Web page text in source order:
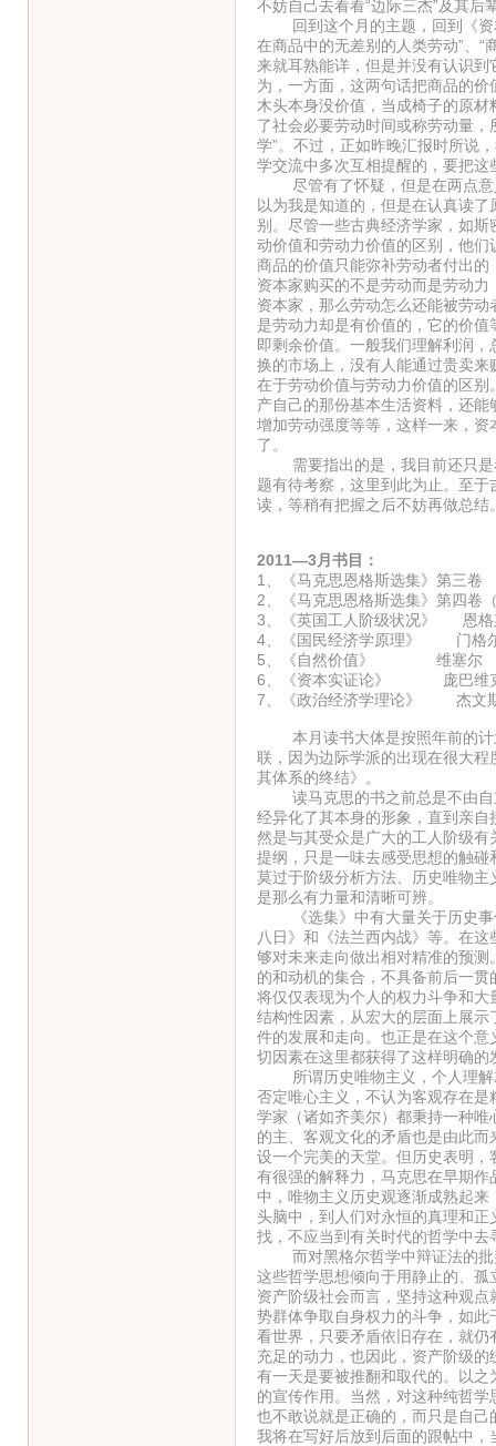
不妨自己去看看“边际三杰”及其
回到这个月的主题，回到《资
在商品中的无差别的人类劳动”、
来就耳熟能详，但是并没有认识
为，一方面，这两句话把商品的
木头本身没价值，当成椅子的原
了社会必要劳动时间或称劳动量
学”。不过，正如昨晚汇报时所说
学交流中多次互相提醒的，要把
尽管有了怀疑，但是在两点意
以为我是知道的，但是在认真读
别。尽管一些古典经济学家，如
动价值和劳动力价值的区别，他
商品的价值只能弥补劳动者付出
资本家购买的不是劳动而是劳动
资本家，那么劳动怎么还能被劳
是劳动力却是有价值的，它的价
即剩余价值。一般我们理解利润
换的市场上，没有人能通过贵卖
在于劳动价值与劳动力价值的区
产自己的那份基本生活资料，还
增加劳动强度等等，这样一来，
了。
需要指出的是，我目前还只是
题有待考察，这里到此为止。至
读，等稍有把握之后不妨再做总结
2011—3月书目：
1、《马克思恩格斯选集》第三卷
2、《马克思恩格斯选集》第四卷
3、《英国工人阶级状况》 恩格
4、《国民经济学原理》 门格
5、《自然价值》 维塞尔
6、《资本实证论》 庞巴维
7、《政治经济学理论》 杰文
本月读书大体是按照年前的计
联，因为边际学派的出现在很大
其体系的终结》。
读马克思的书之前总是不由自
经异化了其本身的形象，直到亲
然是与其受众是广大的工人阶级
提纲，只是一味去感受思想的触
莫过于阶级分析方法、历史唯物
是那么有力量和清晰可辨。
《选集》中有大量关于历史事
八日》和《法兰西内战》等。在
够对未来走向做出相对精准的预
的和动机的集合，不具备前后一
将仅仅表现为个人的权力斗争和
结构性因素，从宏大的层面上展
件的发展和走向。也正是在这个
切因素在这里都获得了这样明确的
所谓历史唯物主义，个人理解
否定唯心主义，不认为客观存在
学家（诸如齐美尔）都秉持一种
的主、客观文化的矛盾也是由此
设一个完美的天堂。但历史表明，
有很强的解释力，马克思在早期
中，唯物主义历史观逐渐成熟起
头脑中，到人们对永恒的真理和
找，不应当到有关时代的哲学中
而对黑格尔哲学中辩证法的批
这些哲学思想倾向于用静止的、
资产阶级社会而言，坚持这种观
势群体争取自身权力的斗争，如
看世界，只要矛盾依旧存在，就
充足的动力，也因此，资产阶级
有一天是要被推翻和取代的。以
的宣传作用。当然，对这种纯哲
也不敢说就是正确的，而只是自
我将在写好后放到后面的跟帖中